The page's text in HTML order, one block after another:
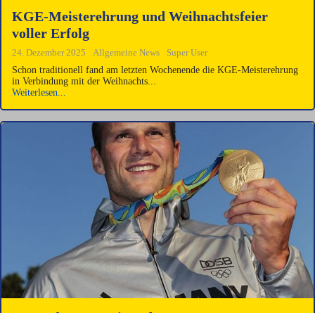
KGE-Meisterehrung und Weihnachtsfeier
voller Erfolg
24. Dezember 2025 Allgemeine News
Super User
Schon traditionell fand am letzten Wochenende die KGE-Meisterehrung
in Verbindung mit der Weihnachts...
Weiterlesen...